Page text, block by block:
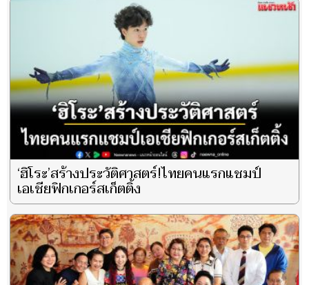
‘ฮิโระ’สร้างประวัติศาสตร์!ไทยคนแรกแชมป์
เอเชียฟิกเกอร์สเก็ตติ้ง